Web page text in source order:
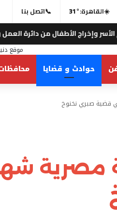
☀️القاهرة:31°
📞اتصل بنا
من دائرة العمل وتعزيز منظومة
حوادث و قضايا
قضية صبري نخنوخ
مصرية